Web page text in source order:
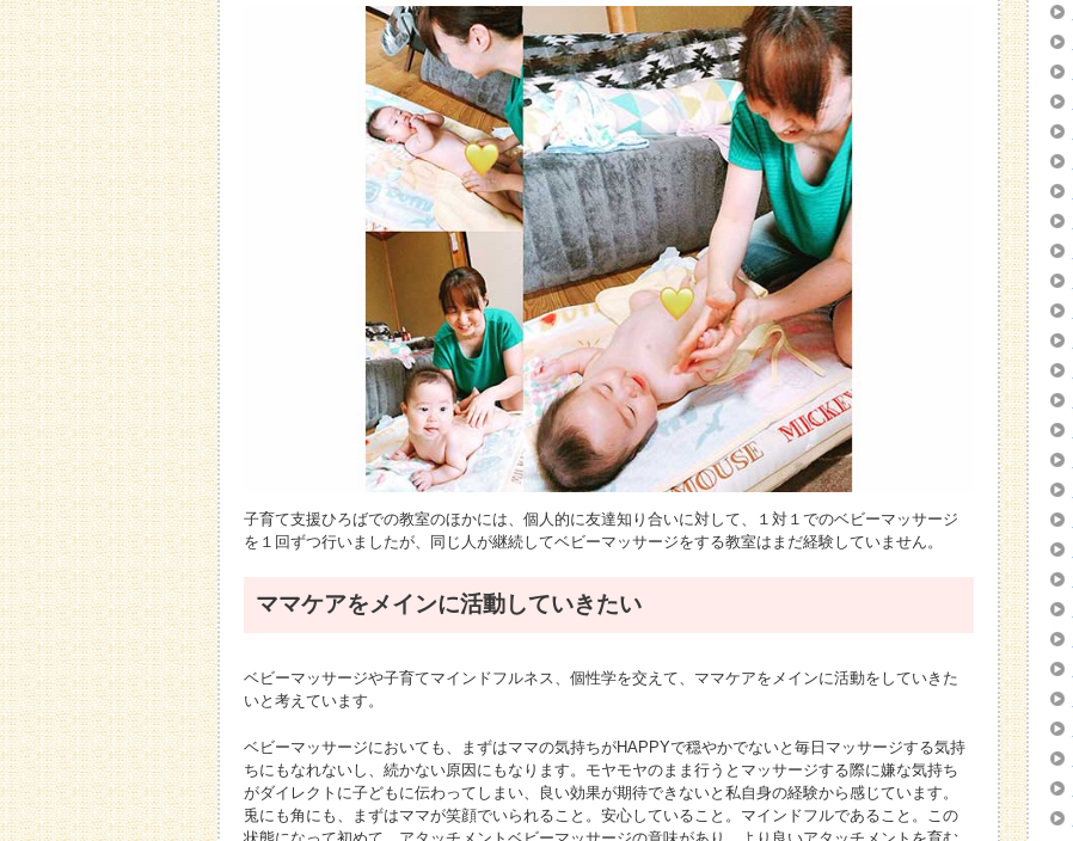
子育て支援ひろばでの教室のほかには、個人的に友達知り合いに対して、１対１でのベビーマッサージ
を１回ずつ行いましたが、同じ人が継続してベビーマッサージをする教室はまだ経験していません。
ママケアをメインに活動していきたい
ベビーマッサージや子育てマインドフルネス、個性学を交えて、ママケアをメインに活動をしていきた
いと考えています。
ベビーマッサージにおいても、まずはママの気持ちがHAPPYで穏やかでないと毎日マッサージする気持
ちにもなれないし、続かない原因にもなります。モヤモヤのまま行うとマッサージする際に嫌な気持ち
がダイレクトに子どもに伝わってしまい、良い効果が期待できないと私自身の経験から感じています。
兎にも角にも、まずはママが笑顔でいられること。安心していること。マインドフルであること。この